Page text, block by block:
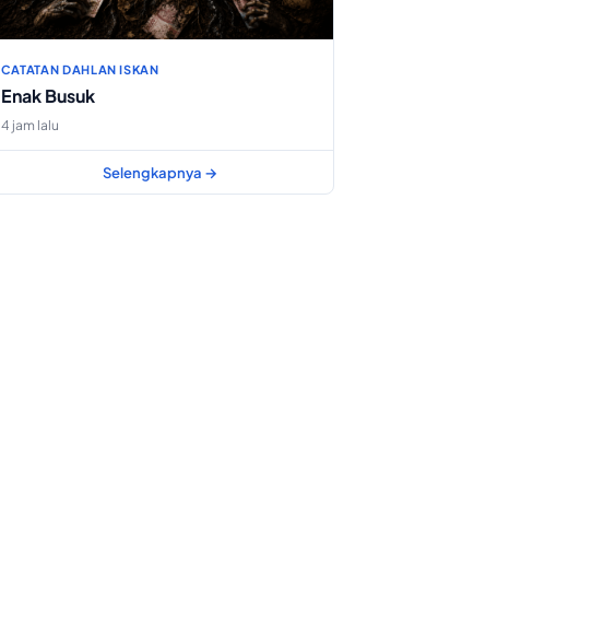
CATATAN DAHLAN ISKAN
Enak Busuk
4 jam lalu
Selengkapnya →